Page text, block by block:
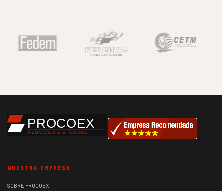
NUESTRA EMPRESA
SOBRE PROCOEX